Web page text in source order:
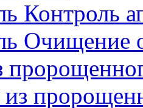
Контроль
Очищение